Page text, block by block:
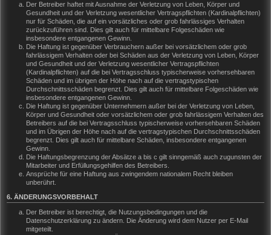
Der Betreiber haftet mit Ausnahme der Verletzung von Leben, Körper und
Gesundheit und der Verletzung wesentlicher Vertragspflichten (Kardinalpflichten)
nur für Schäden, die auf ein vorsätzliches oder grob fahrlässiges Verhalten
zurückzuführen sind. Dies gilt auch für mittelbare Folgeschäden wie
insbesondere entgangenen Gewinn.
Die Haftung ist gegenüber Verbrauchern außer bei vorsätzlichem oder grob
fahrlässigem Verhalten oder bei Schäden aus der Verletzung von Leben, Körper
und Gesundheit und der Verletzung wesentlicher Vertragspflichten
(Kardinalpflichten) auf die bei Vertragsschluss typischerweise vorhersehbaren
Schäden und im übrigen der Höhe nach auf die vertragstypischen
Durchschnittsschäden begrenzt. Dies gilt auch für mittelbare Folgeschäden wie
insbesondere entgangenen Gewinn.
Die Haftung ist gegenüber Unternehmern außer bei der Verletzung von Leben,
Körper und Gesundheit oder vorsätzlichem oder grob fahrlässigem Verhalten des
Betreibers auf die bei Vertragsschluss typischerweise vorhersehbaren Schäden
und im Übrigen der Höhe nach auf die vertragstypischen Durchschnittsschäden
begrenzt. Dies gilt auch für mittelbare Schäden, insbesondere entgangenen
Gewinn.
Die Haftungsbegrenzung der Absätze a bis c gilt sinngemäß auch zugunsten der
Mitarbeiter und Erfüllungsgehilfen des Betreibers.
Ansprüche für eine Haftung aus zwingendem nationalem Recht bleiben
unberührt.
6. ÄNDERUNGSVORBEHALT
Der Betreiber ist berechtigt, die Nutzungsbedingungen und die
Datenschutzerklärung zu ändern. Die Änderung wird dem Nutzer per E-Mail
mitgeteilt.